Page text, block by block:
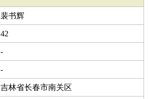
裴书辉
男
42
1984-11-24
-
初中
-
湘潭射埠镇继述桥中学
吉林省长春市南关区